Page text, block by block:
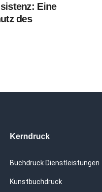
Eine
des
Kerndruck
Buchdruck Dienstleistungen
Kunstbuchdruck